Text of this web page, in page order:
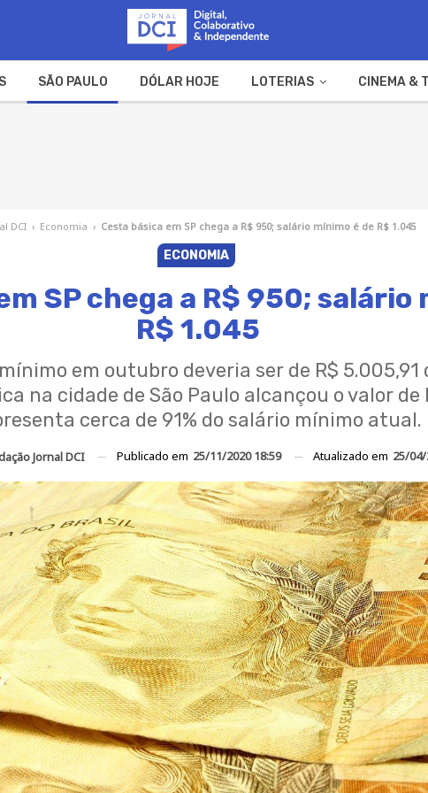
SÃO PAULO DÓLAR HOJE LOTERIAS CINEMA &
DCI › Economia › Cesta básica em SP chega a R$ 950; salário mínimo é de R$ 1.045
ECONOMIA
SP chega a R$ 950; salário
R$ 1.045
em outubro deveria ser de R$ 5.005,91
na cidade de São Paulo alcançou o valor de
cerca de 91% do salário mínimo atual.
Jornal DCI Publicado em 25/11/2020 18:59 Atualizado em 25/04/